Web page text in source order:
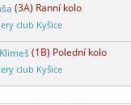
(3A) Ranní kolo
club Kyšice
(1B) Polední kolo
club Kyšice